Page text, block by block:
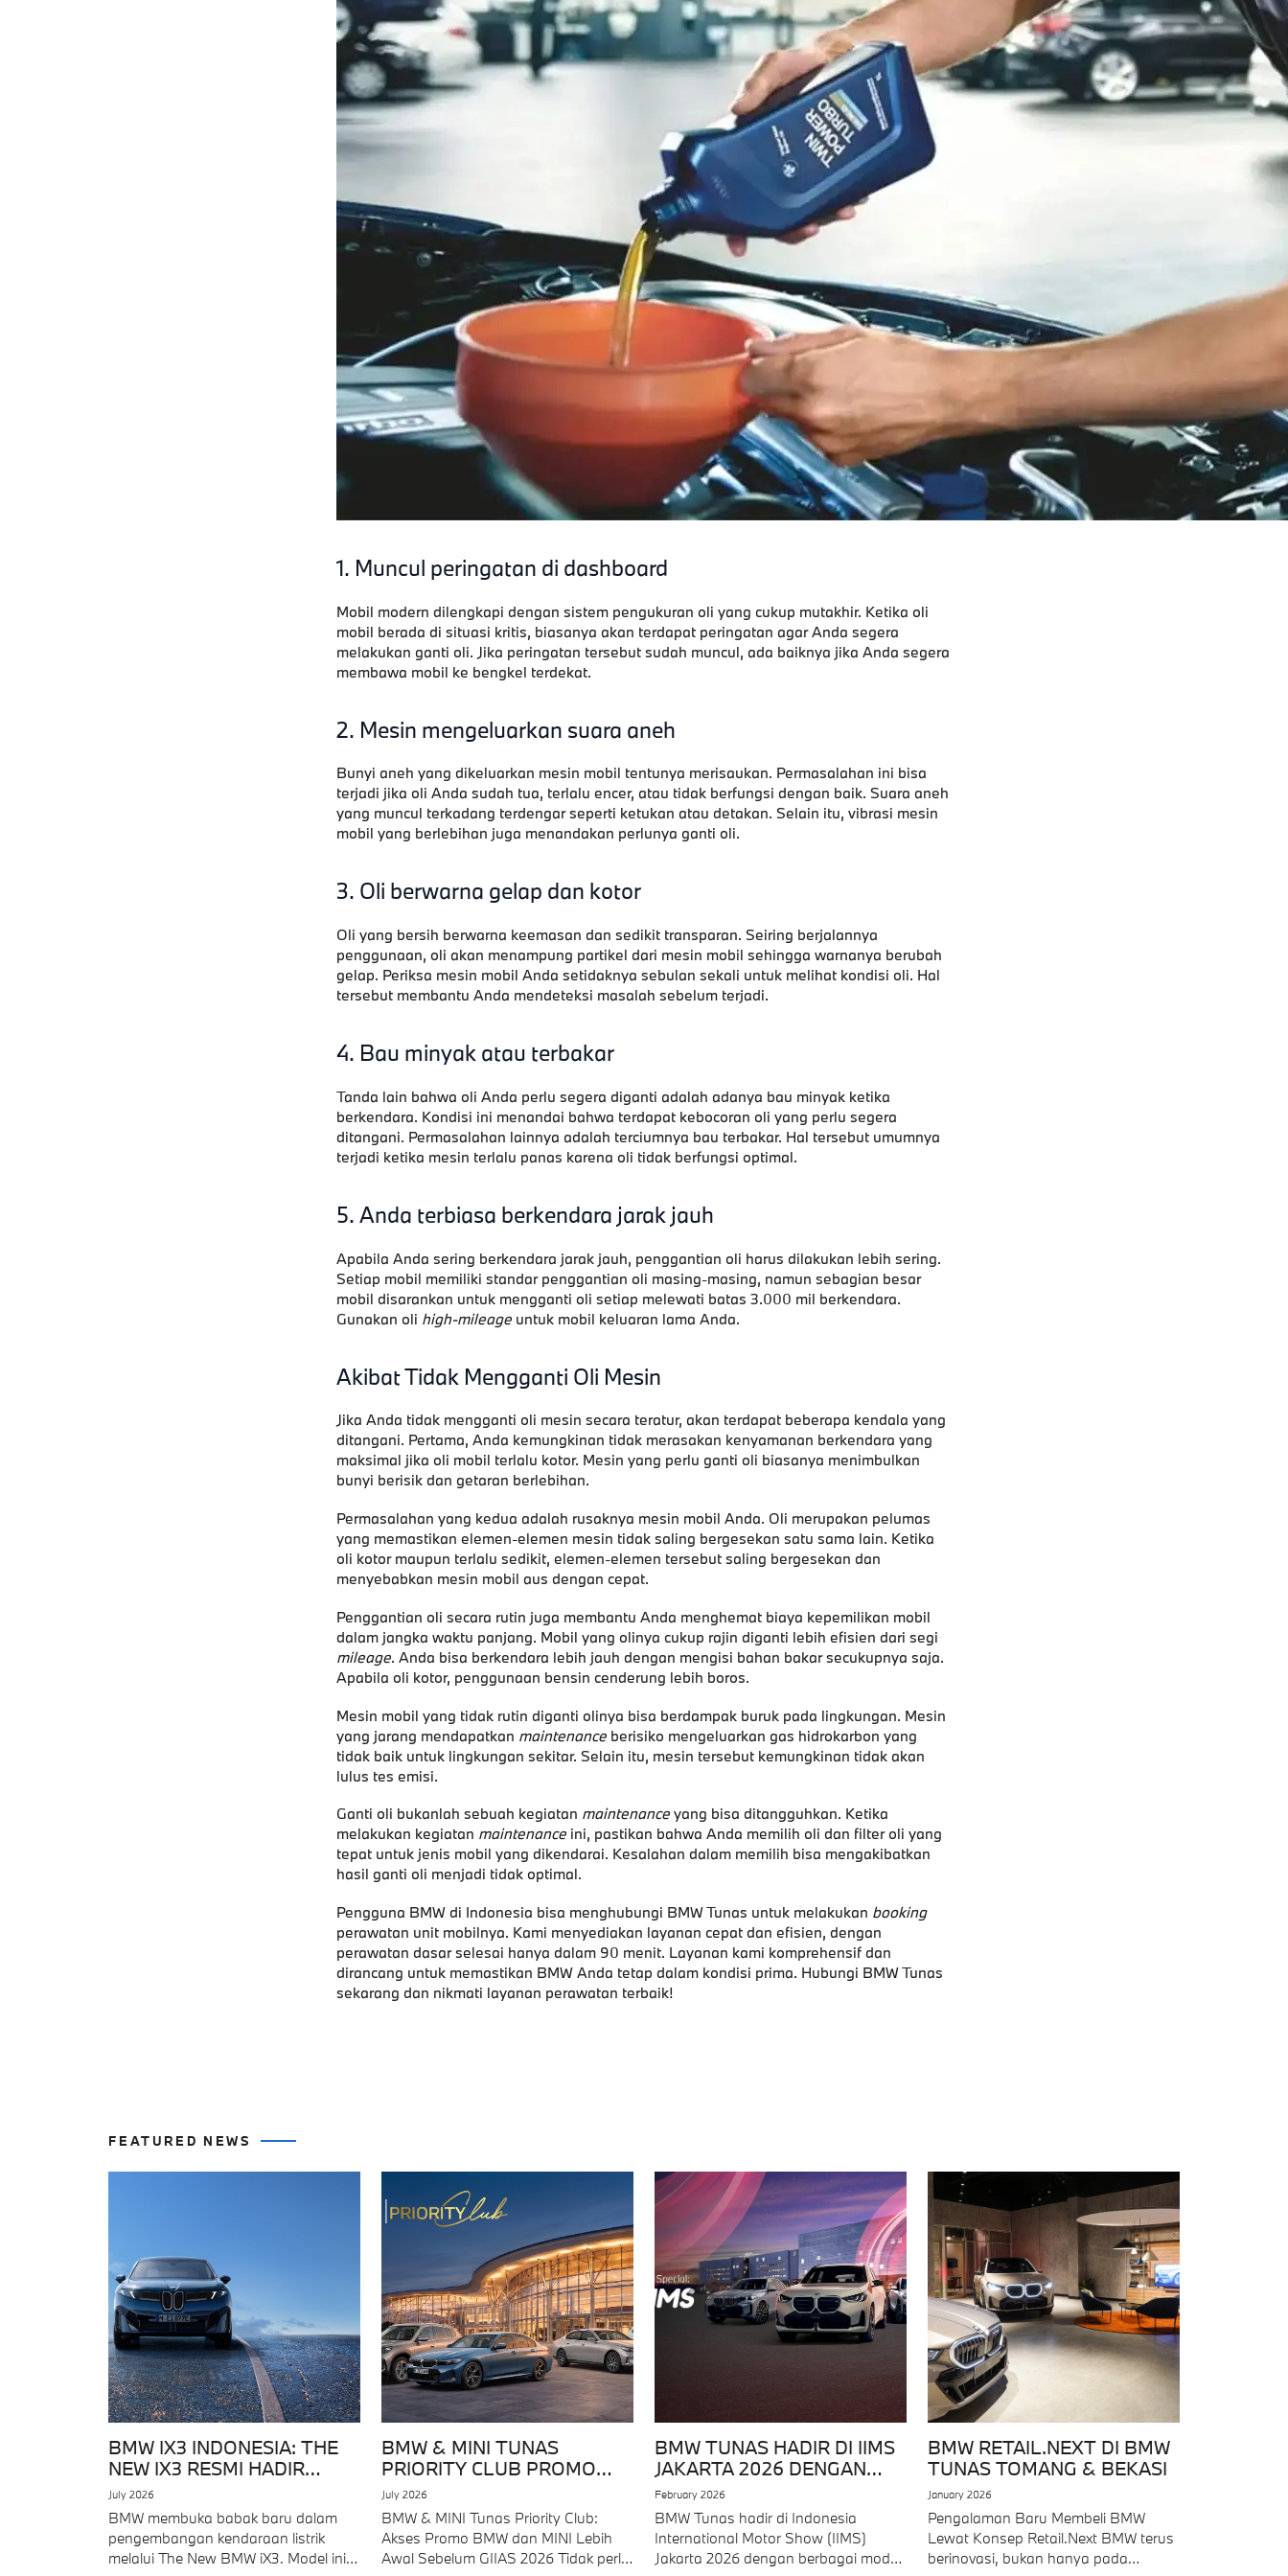
1. Muncul peringatan di dashboard
Mobil modern dilengkapi dengan sistem pengukuran oli yang cukup mutakhir. Ketika oli
mobil berada di situasi kritis, biasanya akan terdapat peringatan agar Anda segera
melakukan ganti oli. Jika peringatan tersebut sudah muncul, ada baiknya jika Anda segera
membawa mobil ke bengkel terdekat.
2. Mesin mengeluarkan suara aneh
Bunyi aneh yang dikeluarkan mesin mobil tentunya merisaukan. Permasalahan ini bisa
terjadi jika oli Anda sudah tua, terlalu encer, atau tidak berfungsi dengan baik. Suara aneh
yang muncul terkadang terdengar seperti ketukan atau detakan. Selain itu, vibrasi mesin
mobil yang berlebihan juga menandakan perlunya ganti oli.
3. Oli berwarna gelap dan kotor
Oli yang bersih berwarna keemasan dan sedikit transparan. Seiring berjalannya
penggunaan, oli akan menampung partikel dari mesin mobil sehingga warnanya berubah
gelap. Periksa mesin mobil Anda setidaknya sebulan sekali untuk melihat kondisi oli. Hal
tersebut membantu Anda mendeteksi masalah sebelum terjadi.
4. Bau minyak atau terbakar
Tanda lain bahwa oli Anda perlu segera diganti adalah adanya bau minyak ketika
berkendara. Kondisi ini menandai bahwa terdapat kebocoran oli yang perlu segera
ditangani. Permasalahan lainnya adalah terciumnya bau terbakar. Hal tersebut umumnya
terjadi ketika mesin terlalu panas karena oli tidak berfungsi optimal.
5. Anda terbiasa berkendara jarak jauh
Apabila Anda sering berkendara jarak jauh, penggantian oli harus dilakukan lebih sering.
Setiap mobil memiliki standar penggantian oli masing-masing, namun sebagian besar
mobil disarankan untuk mengganti oli setiap melewati batas 3.000 mil berkendara.
Gunakan oli high-mileageuntuk mobil keluaran lama Anda.
Akibat Tidak Mengganti Oli Mesin
Jika Anda tidak mengganti oli mesin secara teratur, akan terdapat beberapa kendala yang
ditangani. Pertama, Anda kemungkinan tidak merasakan kenyamanan berkendara yang
maksimal jika oli mobil terlalu kotor. Mesin yang perlu ganti oli biasanya menimbulkan
bunyi berisik dan getaran berlebihan.
Permasalahan yang kedua adalah rusaknya mesin mobil Anda. Oli merupakan pelumas
yang memastikan elemen-elemen mesin tidak saling bergesekan satu sama lain. Ketika
oli kotor maupun terlalu sedikit, elemen-elemen tersebut saling bergesekan dan
menyebabkan mesin mobil aus dengan cepat.
Penggantian oli secara rutin juga membantu Anda menghemat biaya kepemilikan mobil
dalam jangka waktu panjang. Mobil yang olinya cukup rajin diganti lebih efisien dari segi
mileage. Anda bisa berkendara lebih jauh dengan mengisi bahan bakar secukupnya saja.
Apabila oli kotor, penggunaan bensin cenderung lebih boros.
Mesin mobil yang tidak rutin diganti olinya bisa berdampak buruk pada lingkungan. Mesin
yang jarang mendapatkan maintenanceberisiko mengeluarkan gas hidrokarbon yang
tidak baik untuk lingkungan sekitar. Selain itu, mesin tersebut kemungkinan tidak akan
lulus tes emisi.
Ganti oli bukanlah sebuah kegiatan maintenanceyang bisa ditangguhkan. Ketika
melakukan kegiatan maintenance ini, pastikan bahwa Anda memilih oli dan filter oli yang
tepat untuk jenis mobil yang dikendarai. Kesalahan dalam memilih bisa mengakibatkan
hasil ganti oli menjadi tidak optimal.
Pengguna BMW di Indonesia bisa menghubungi BMW Tunas untuk melakukan booking
perawatan unit mobilnya. Kami menyediakan layanan cepat dan efisien, dengan
perawatan dasar selesai hanya dalam 90 menit. Layanan kami komprehensif dan
dirancang untuk memastikan BMW Anda tetap dalam kondisi prima. Hubungi BMW Tunas
sekarang dan nikmati layanan perawatan terbaik!
FEATURED NEWS
BMW IX3 INDONESIA: THE
NEW IX3 RESMI HADIR
DENGAN TEKNOLOGI NEUE
KLASSE
July 2026
BMW membuka babak baru dalam
pengembangan kendaraan listrik
melalui The New BMW iX3. Model ini
BMW & MINI TUNAS
PRIORITY CLUB PROMO
GIIAS 2026
July 2026
BMW & MINI Tunas Priority Club:
Akses Promo BMW dan MINI Lebih
Awal Sebelum GIIAS 2026 Tidak perlu
BMW TUNAS HADIR DI IIMS
JAKARTA 2026 DENGAN
PROMO EKSKLUSIF
February 2026
BMW Tunas hadir di Indonesia
International Motor Show (IIMS)
Jakarta 2026 dengan berbagai model
BMW RETAIL.NEXT DI BMW
TUNAS TOMANG & BEKASI
January 2026
Pengalaman Baru Membeli BMW
Lewat Konsep Retail.Next BMW terus
berinovasi, bukan hanya pada